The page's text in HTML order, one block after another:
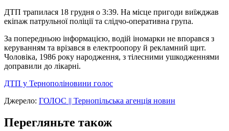
ДТП трапилася 18 грудня о 3:39. На місце пригоди виїжджав
екіпаж патрульної поліції та слідчо-оперативна група.
За попередньою інформацією, водій іномарки не впорався з
керуванням та врізався в електроопору й рекламний щит.
Чоловіка, 1986 року народження, з тілесними ушкодженнями
доправили до лікарні.
ДТП у Тернополіновини голос
Джерело: ГОЛОС || Тернопільська агенція новин
Перегляньте також